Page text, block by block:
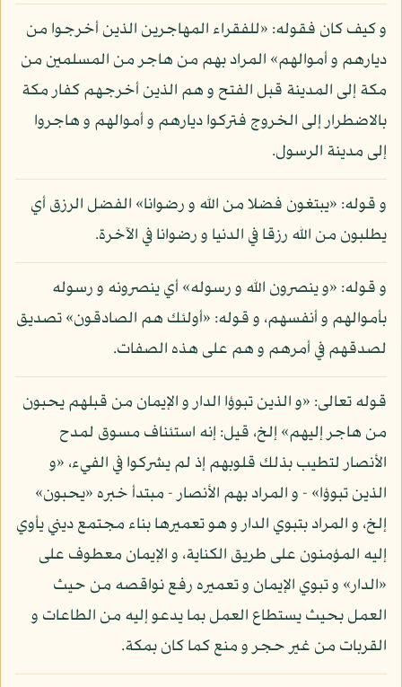
و كيف كان فقوله: «للفقراء المهاجرين الذين أخرجوا من
ديارهم و أموالهم» المراد بهم من هاجر من المسلمين من
مكة إلى المدينة قبل الفتح و هم الذين أخرجهم كفار مكة
بالاضطرار إلى الخروج فتركوا ديارهم و أموالهم و هاجروا
إلى مدينة الرسول.
و قوله: «يبتغون فضلا من الله و رضوانا» الفضل الرزق أي
يطلبون من الله رزقا في الدنيا و رضوانا في الآخرة.
و قوله: «و ينصرون الله و رسوله» أي ينصرونه و رسوله
بأموالهم و أنفسهم، و قوله: «أولئك هم الصادقون» تصديق
لصدقهم في أمرهم و هم على هذه الصفات.
قوله تعالى: «و الذين تبوؤا الدار و الإيمان من قبلهم يحبون
من هاجر إليهم» إلخ، قيل: إنه استئناف مسوق لمدح
الأنصار لتطيب بذلك قلوبهم إذ لم يشركوا في الفيء، «و
الذين تبوؤا» - و المراد بهم الأنصار - مبتدأ خبره «يحبون»
إلخ، و المراد بتبوي الدار و هو تعميرها بناء مجتمع ديني يأوي
إليه المؤمنون على طريق الكناية، و الإيمان معطوف على
«الدار» و تبوي الإيمان و تعميره رفع نواقصه من حيث
العمل بحيث يستطاع العمل بما يدعو إليه من الطاعات و
القربات من غير حجر و منع كما كان بمكة.